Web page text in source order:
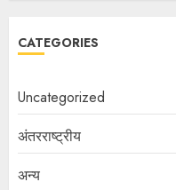
CATEGORIES
Uncategorized
अंतरराष्ट्रीय
अन्य